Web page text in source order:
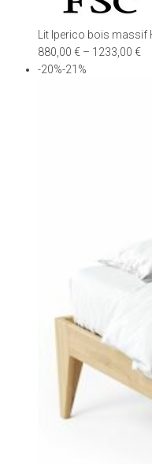
Lit Iperico bois massif
880,00 € – 1233,00 €
-20%-21%